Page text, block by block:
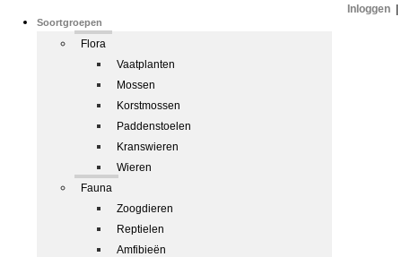
Soortgroepen
Flora
Vaatplanten
Mossen
Korstmossen
Paddenstoelen
Kranswieren
Wieren
Fauna
Zoogdieren
Reptielen
Amfibieën
Inloggen